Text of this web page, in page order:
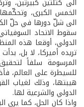
الخمس الكبرى،
الى شلّ دورها في حلّ
سقوط الاتحاد
الدولي، أوقعا هذه
تريده أميركا، لا بل،
المرسومة سلفاً لتحقيق
للسيطرة على العالم،
هيبتها، وذلك لغياب
الدولي والشرعية لها.
واذا كان الحل، كما يرى